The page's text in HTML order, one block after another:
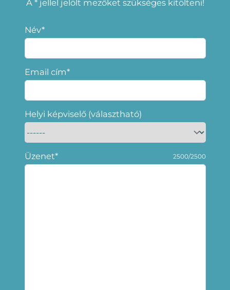
A * jellel jelölt mezőket szükséges kitölteni!
Név*
Email cím*
Helyi képviselő (választható)
Üzenet* 2500/2500